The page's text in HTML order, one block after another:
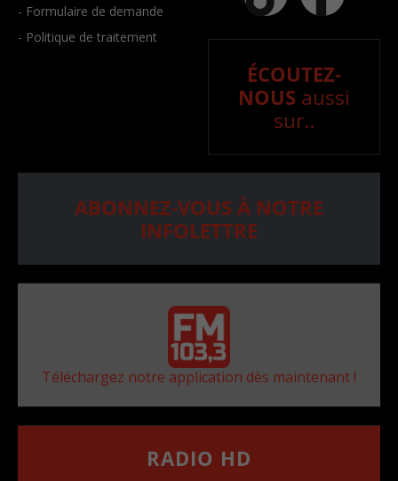
- Formulaire de demande
- Politique de traitement
ÉCOUTEZ-
NOUS aussi
sur..
ABONNEZ-VOUS À NOTRE
INFOLETTRE
Téléchargez notre application dès maintenant !
RADIO HD